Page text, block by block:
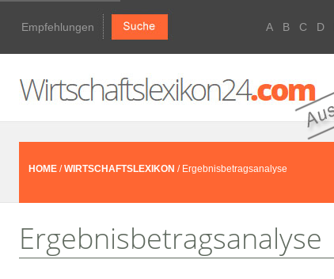
Empfehlungen A B C D
HOME /WIRTSCHAFTSLEXIKON / Ergebnisbetragsanalyse
Ergebnisbetragsanalyse